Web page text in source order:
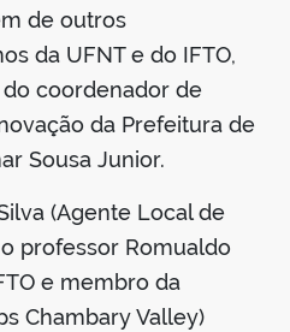
de outros
da UFNT e do IFTO,
coordenador de
da Prefeitura de
Sousa Junior.
(Agente Local de
professor Romualdo
e membro da
Chambary Valley)